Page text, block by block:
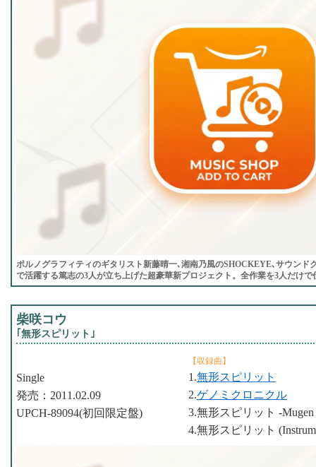
ポルノグラフィティのギタリスト新藤晴一､湘南乃風のSHOCKEYE､サウンド
で活躍する篤志の3人が立ち上げた超豪華新プロジェクト。全作業を3人だけで
柴咲コウ
｢無形スピリット｣
【収録曲】
1.無形スピリット
2.ゲノミクロニクル
3.無形スピリット -Mugen
4.無形スピリット
Single
発売：2011.02.09
UPCH-89094(初回限定盤)